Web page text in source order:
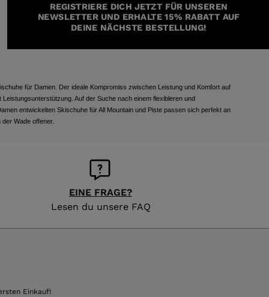
REGISTRIERE DICH JETZT FÜR UNSEREN
NEWSLETTER UND ERHALTE 15% RABATT AUF
DEINE NÄCHSTE BESTELLUNG!
für Damen. Der ideale Kompromiss zwischen Leistung und Komfort auf
Auf der Suche nach einem flexibleren und
entwickelten Skischuhe für All Mountain und Piste passen sich perfekt an
Wade offener.
EINE FRAGE?
Lesen du unsere FAQ
Einkauf!